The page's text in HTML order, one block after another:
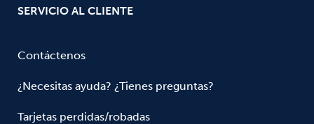
SERVICIO AL CLIENTE
Contáctenos
¿Necesitas ayuda? ¿Tienes preguntas?
Tarjetas perdidas/robadas